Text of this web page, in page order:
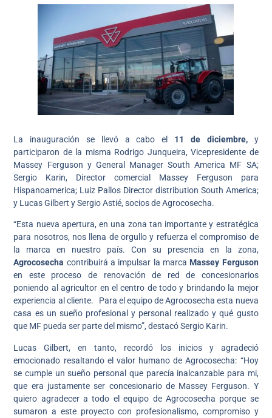
La inauguración se llevó a cabo el 11 de diciembre, y
participaron de la misma Rodrigo Junqueira, Vicepresidente de
Massey Ferguson y General Manager South America MF SA;
Sergio Karin, Director comercial Massey Ferguson para
Hispanoamerica; Luiz Pallos Director distribution South America;
y Lucas Gilbert y Sergio Astié, socios de Agrocosecha.
“Esta nueva apertura, en una zona tan importante y estratégica
para nosotros, nos llena de orgullo y refuerza el compromiso de
la marca en nuestro país. Con su presencia en la zona,
Agrocosecha contribuirá a impulsar la marca Massey Ferguson
en este proceso de renovación de red de concesionarios
poniendo al agricultor en el centro de todo y brindando la mejor
experiencia al cliente. Para el equipo de Agrocosecha esta nueva
casa es un sueño profesional y personal realizado y qué gusto
que MF pueda ser parte del mismo”, destacó Sergio Karin.
Lucas Gilbert, en tanto, recordó los inicios y agradeció
emocionado resaltando el valor humano de Agrocosecha: “Hoy
se cumple un sueño personal que parecía inalcanzable para mi,
que era justamente ser concesionario de Massey Ferguson. Y
quiero agradecer a todo el equipo de Agrocosecha porque se
sumaron a este proyecto con profesionalismo, compromiso y